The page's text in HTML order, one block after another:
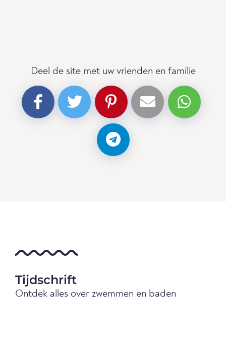
Deel de site met uw vrienden en familie
Tijdschrift
Ontdek alles over zwemmen en baden